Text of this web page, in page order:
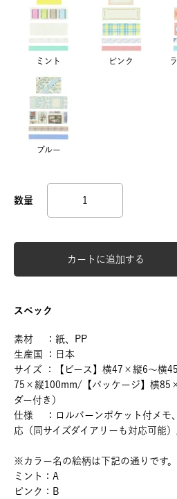
ミント ピンク
ブルー
カートに追加する
スペック
素材 ：紙、PP
生産国 ：日本
サイズ ：【ピース】横47×縦6～横
75×縦100mm/【パッケージ】横
ダー付き）
仕様 ：ロルバーンポケット付メモ
応（同サイズダイアリーも対応可能
※カラー名の絵柄は下記の通りです。
ミント：A
ピンク：B